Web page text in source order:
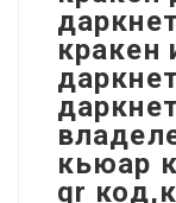
кракен
кьюар
qr